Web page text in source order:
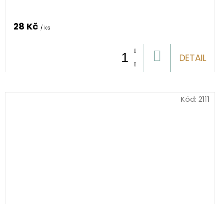
28 Kč / ks
KOŠÍKU
DETAIL
Kód: 2111